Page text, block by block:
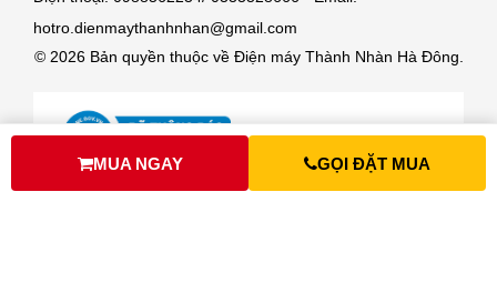
MUA NGAY GỌI ĐẶT MUA
hotro.dienmaythanhnhan@gmail.com
© 2026 Bản quyền thuộc về Điện máy Thành Nhàn Hà Đông.